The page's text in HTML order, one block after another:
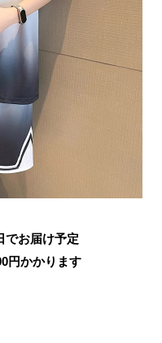
でお届け予定
円かかります